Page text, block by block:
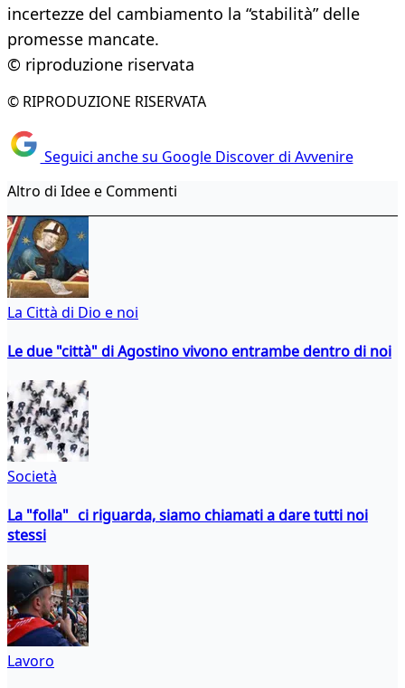
incertezze del cambiamento la “stabilità” delle
promesse mancate.
© riproduzione riservata
© RIPRODUZIONE RISERVATA
Seguici anche su Google Discover di Avvenire
Altro di Idee e Commenti
La Città di Dio e noi
Le due "città" di Agostino vivono entrambe dentro di noi
Società
La "folla" ci riguarda, siamo chiamati a dare tutti noi
stessi
Lavoro